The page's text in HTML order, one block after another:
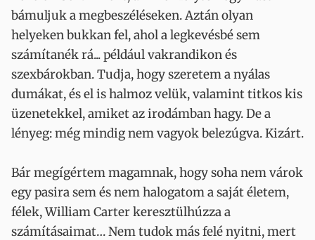
bámuljuk a megbeszéléseken. Aztán olyan
helyeken bukkan fel, ahol a legkevésbé sem
számítanék rá... például vakrandikon és
szexbárokban. Tudja, hogy szeretem a nyálas
dumákat, és el is halmoz velük, valamint titkos kis
üzenetekkel, amiket az irodámban hagy. De a
lényeg: még mindig nem vagyok belezúgva. Kizárt.
Bár megígértem magamnak, hogy soha nem várok
egy pasira sem és nem halogatom a saját életem,
félek, William Carter keresztülhúzza a
számításaimat… Nem tudok más felé nyitni, mert